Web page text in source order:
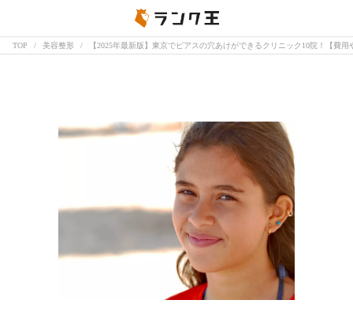
TOP 美容整形 【2025年最新版】東京でピアスの穴あけができるクリニック10院！【費